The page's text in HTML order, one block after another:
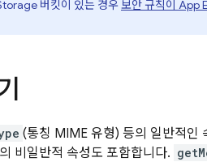
버킷이 있는 경우보안 규칙이 App
(통칭 MIME 유형) 등의 일반적인
비일반적 속성도 포함합니다.